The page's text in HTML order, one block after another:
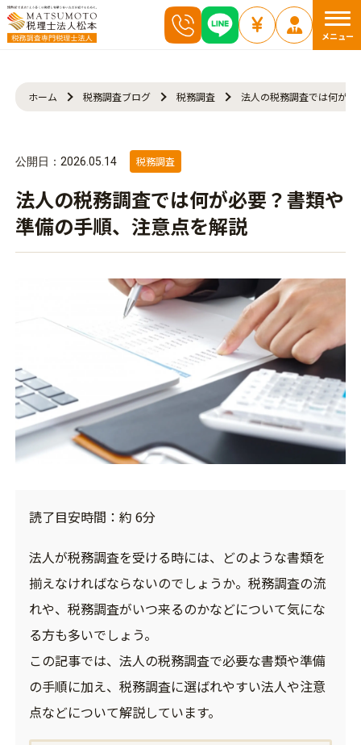
メニュー
ホーム 税務調査ブログ 税務調査 法人の税務調査では何が
公開日：2026.05.14 税務調査
法人の税務調査では何が必要？書類や
準備の手順、注意点を解説
読了目安時間：約 6分
法人が税務調査を受ける時には、どのような書類を
揃えなければならないのでしょうか。税務調査の流
れや、税務調査がいつ来るのかなどについて気にな
る方も多いでしょう。
この記事では、法人の税務調査で必要な書類や準備
の手順に加え、税務調査に選ばれやすい法人や注意
点などについて解説しています。